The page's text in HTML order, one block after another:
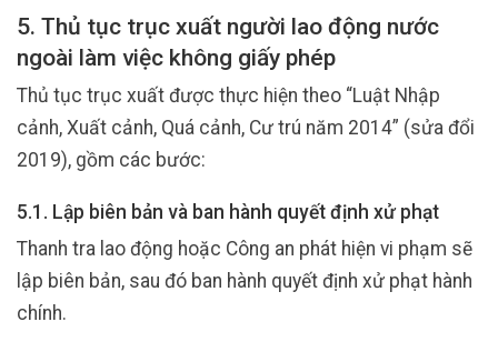
5. Thủ tục trục xuất người lao động nước
ngoài làm việc không giấy phép
Thủ tục trục xuất được thực hiện theo “Luật Nhập
cảnh, Xuất cảnh, Quá cảnh, Cư trú năm 2014” (sửa đổi
2019), gồm các bước:
5.1. Lập biên bản và ban hành quyết định xử phạt
Thanh tra lao động hoặc Công an phát hiện vi phạm sẽ
lập biên bản, sau đó ban hành quyết định xử phạt hành
chính.